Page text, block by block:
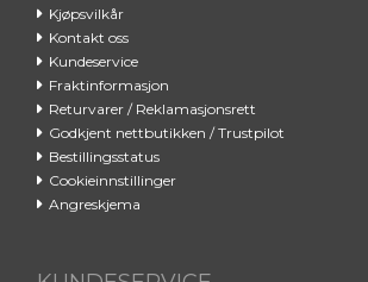
Kjøpsvilkår
Kontakt oss
Kundeservice
Fraktinformasjon
Returvarer / Reklamasjonsrett
Godkjent nettbutikken / Trustpilot
Bestillingsstatus
Cookieinnstillinger
Angreskjema
Din sjanse til å
Byredos ikoniske
Gypsy Water
Meld deg på i dag, så kan
Byredo Gypsy Water på